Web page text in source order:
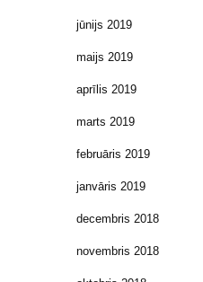
jūnijs 2019
maijs 2019
aprīlis 2019
marts 2019
februāris 2019
janvāris 2019
decembris 2018
novembris 2018